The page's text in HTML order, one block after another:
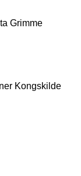
Grimme
Kongskilde